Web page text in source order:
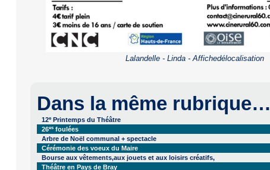
Lalandelle - Linda - Affichedélocalisation
Dans la même rubrique…
12e Printemps du Théâtre
26es foulées
Arbre de Noël communal + spectacle
Cérémonie des voeux du Maire
Bourse aux vêtements,aux jouets et aux loisirs créatifs,
Théâtre en Pays de Bray